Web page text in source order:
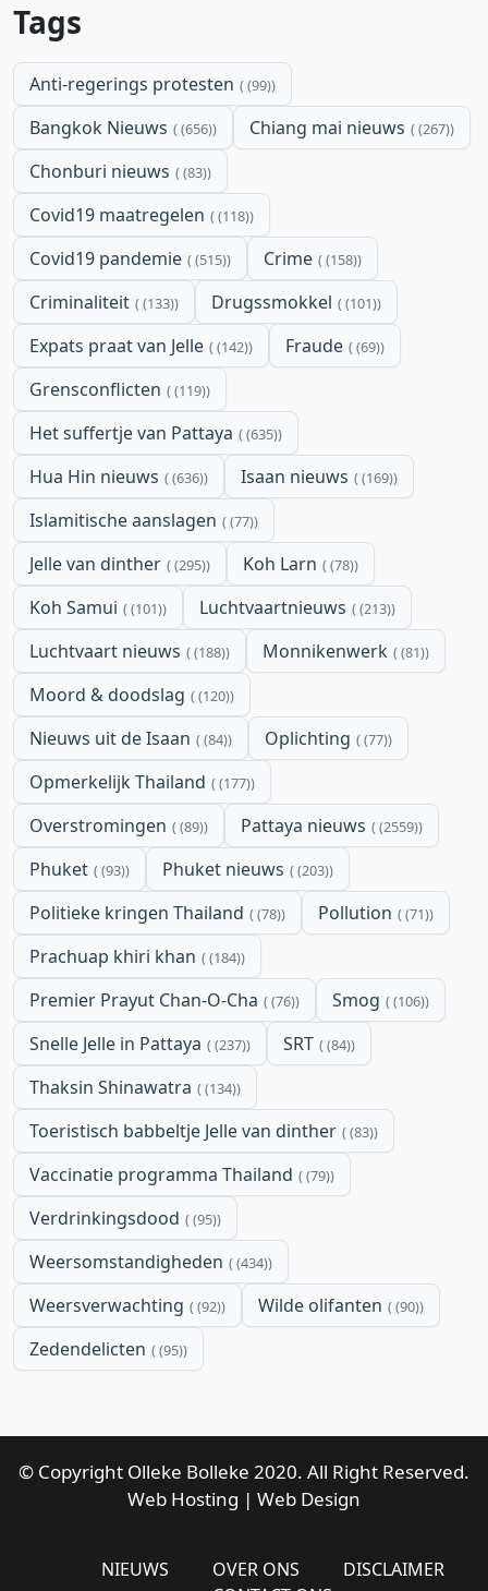
Tags
Anti-regerings protesten (99)
Bangkok Nieuws (656) Chiang mai nieuws (267)
Chonburi nieuws (83)
Covid19 maatregelen (118)
Covid19 pandemie (515) Crime (158)
Criminaliteit (133) Drugssmokkel (101)
Expats praat van Jelle (142) Fraude (69)
Grensconflicten (119)
Het suffertje van Pattaya (635)
Hua Hin nieuws (636) Isaan nieuws (169)
Islamitische aanslagen (77)
Jelle van dinther (295) Koh Larn (78)
Koh Samui (101) Luchtvaartnieuws (213)
Luchtvaart nieuws (188) Monnikenwerk (81)
Moord & doodslag (120)
Nieuws uit de Isaan (84) Oplichting (77)
Opmerkelijk Thailand (177)
Overstromingen (89) Pattaya nieuws (2559)
Phuket (93) Phuket nieuws (203)
Politieke kringen Thailand (78) Pollution (71)
Prachuap khiri khan (184)
Premier Prayut Chan-O-Cha (76) Smog (106)
Snelle Jelle in Pattaya (237) SRT (84)
Thaksin Shinawatra (134)
Toeristisch babbeltje Jelle van dinther (83)
Vaccinatie programma Thailand (79)
Verdrinkingsdood (95)
Weersomstandigheden (434)
Weersverwachting (92) Wilde olifanten (90)
Zedendelicten (95)
© Copyright Olleke Bolleke 2020. All Right Reserved.
Web Hosting | Web Design
NIEUWS OVER ONS
DISCLAIMER